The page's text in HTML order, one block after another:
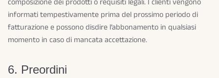
informati tempestivamente prima del prossimo periodo di
fatturazione e possono disdire l’abbonamento in qualsiasi
momento in caso di mancata accettazione.
6. Preordini